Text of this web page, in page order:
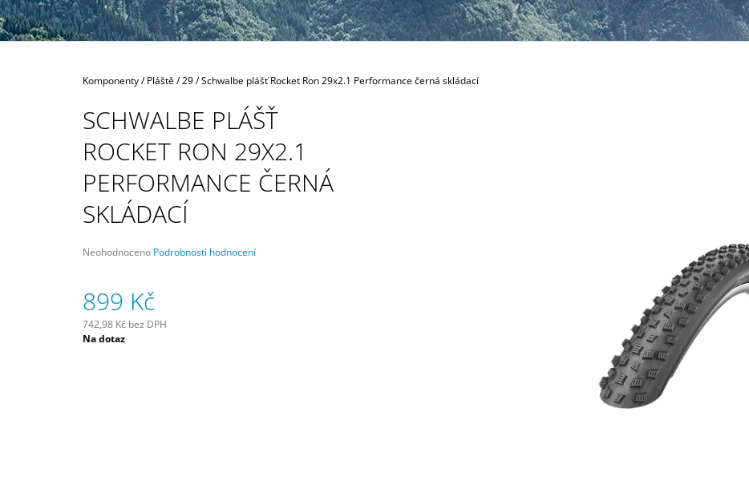
Domů
Komponenty/ Pláště/29/Schwalbe plášť Rocket Ron 29x2.1 Performance černá skládací
SCHWALBE PLÁŠŤ
ROCKET RON 29X2.1
PERFORMANCE ČERNÁ
SKLÁDACÍ
Průměrné
je
0,0
z
5
Neohodnoceno Podrobnosti hodnocení
899 Kč
742,98 Kč bez DPH
Měrná
Na dotaz
1 699 Kč